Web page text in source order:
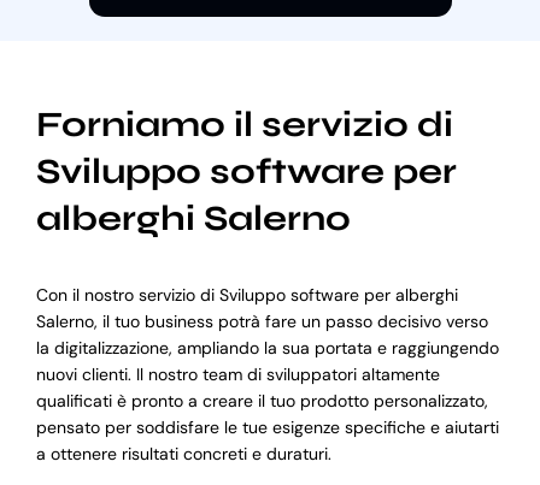
Forniamo il servizio di
Sviluppo software per
alberghi Salerno
Con il nostro servizio di Sviluppo software per alberghi
Salerno, il tuo business potrà fare un passo decisivo verso
la digitalizzazione, ampliando la sua portata e raggiungendo
nuovi clienti. Il nostro team di sviluppatori altamente
qualificati è pronto a creare il tuo prodotto personalizzato,
pensato per soddisfare le tue esigenze specifiche e aiutarti
a ottenere risultati concreti e duraturi.